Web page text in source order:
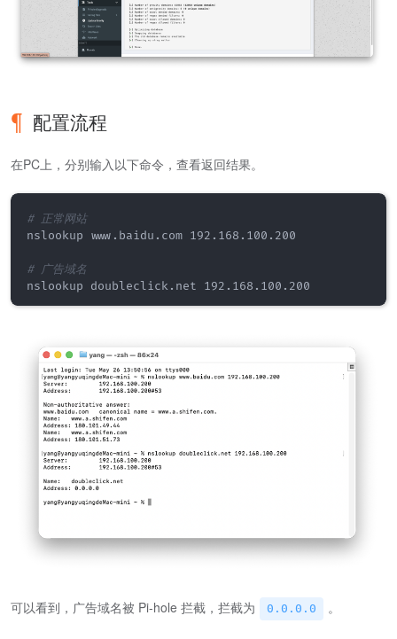
配置流程
在PC上，分别输入以下命令，查看返回结果。
# 正常网站
nslookup www.baidu.com 192.168.100.200
# 广告域名
可以看到，广告域名被 Pi-hole 拦截，拦截为 0.0.0.0 。